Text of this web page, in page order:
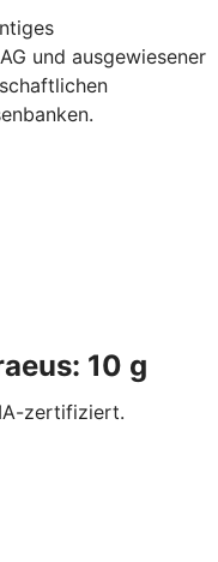
und ausgewiesener
10 g
zertifiziert.